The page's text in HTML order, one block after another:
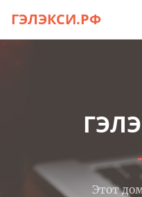
ГЭЛЭКСИ.РФ
Этот